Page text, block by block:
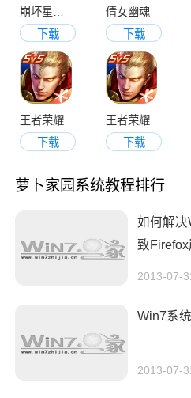
下载
倩女幽魂
下载
王者荣耀
下载
王者荣耀
下载
萝卜家园系统教程排行
如何解
致
2013-07-
Win7系
2013-07-